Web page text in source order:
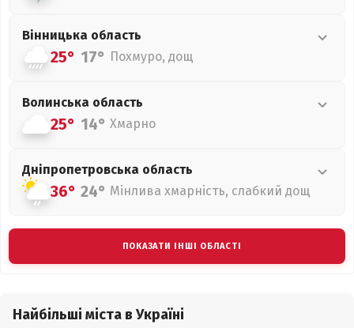
Вінницька область
25° 17° Похмуро, дощ
Волинська область
25° 14° Хмарно
Дніпропетровська область
36° 24° Мінлива хмарність, слабкий дощ
ПОКАЗАТИ ІНШІ ОБЛАСТІ
Найбільші міста в Україні